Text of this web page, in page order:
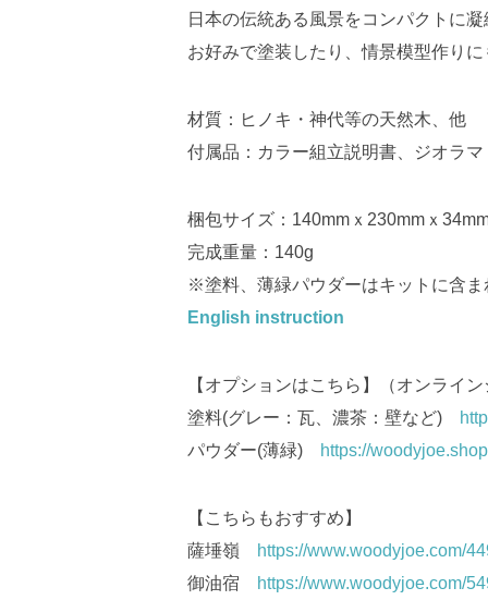
日本の伝統ある風景をコンパクトに
お好みで塗装したり、情景模型作り
材質：ヒノキ・神代等の天然木、他
付属品：カラー組立説明書、ジオラ
梱包サイズ：140mmｘ230mmｘ
完成重量：140g
※塗料、薄緑パウダーはキットに含ま
English instruction
【オプションはこちら】（オンライ
塗料(グレー：瓦、濃茶：壁など)
パウダー(薄緑)
https://
【こちらもおすすめ】
薩埵嶺
https://www.woodyjoe.com/
御油宿
https://www.woodyjoe.com/